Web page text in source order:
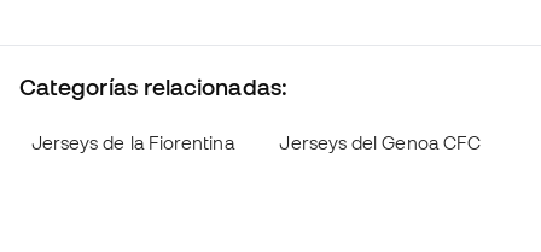
Categorías relacionadas:
Jerseys de la Fiorentina Jerseys del Genoa CFC